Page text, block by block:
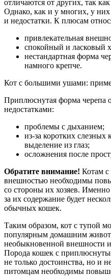
отличаются от других, так
Однако, как и у многих, у них
и недостатки. К плюсам
привлекательная
спокойный и ласковый
нестандартная форма
намного крепче.
Кот с большими ушами:
Приплюснутая форма черепа
недостатками:
проблемы с дыханием;
из-за коротких слезных
выделение из глаз;
осложнения после
Обратите внимание! Котам с
внешностью необходимы
со стороны их хозяев.
за их содержание будет
обычных кошек.
Таким образом, кот с тупой
популярным домашним
необыкновенной внешности и
Порода кошек с
не только достоинства, но и
питомцам необходимы